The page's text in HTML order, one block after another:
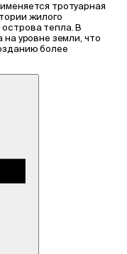
тротуарная
жилого
тепла. В
на уровне земли, что
более